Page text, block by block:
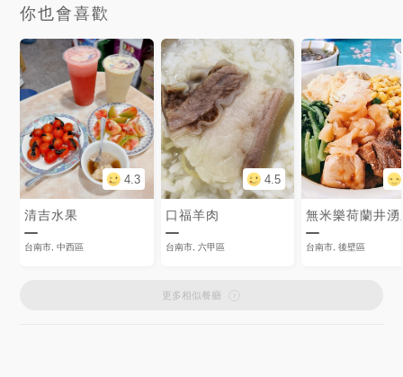
你也會喜歡
4.3
清吉水果
台南市, 中西區
4.5
口福羊肉
台南市, 六甲區 台南市, 後壁區
更多相似餐廳